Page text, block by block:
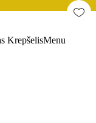
KrepšelisMenu